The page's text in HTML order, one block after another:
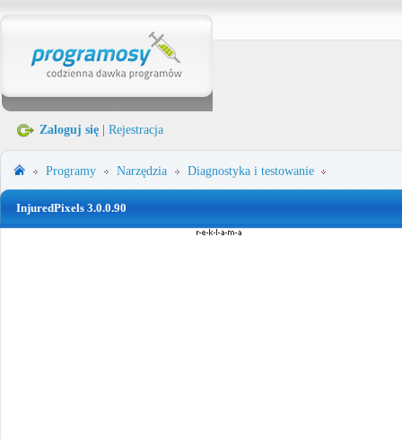
Zaloguj się Rejestracja
Programy Narzędzia Diagnostyka i testowanie
InjuredPixels 3.0.0.90